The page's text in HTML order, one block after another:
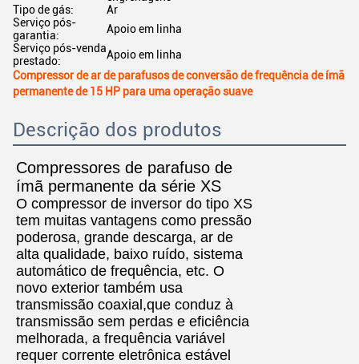
Tipo de gás:
Ar
Serviço pós-
garantia:
Apoio em linha
Serviço pós-venda
prestado:
Apoio em linha
Compressor de ar de parafusos de conversão de frequência de ímã
permanente de 15 HP para uma operação suave
Descrição dos produtos
Compressores de parafuso de
ímã permanente da série XS
O compressor de inversor do tipo XS
tem muitas vantagens como pressão
poderosa, grande descarga, ar de
alta qualidade, baixo ruído, sistema
automático de frequência, etc. O
novo exterior também usa
transmissão coaxial,que conduz à
transmissão sem perdas e eficiência
melhorada, a frequência variável
requer corrente eletrônica estável